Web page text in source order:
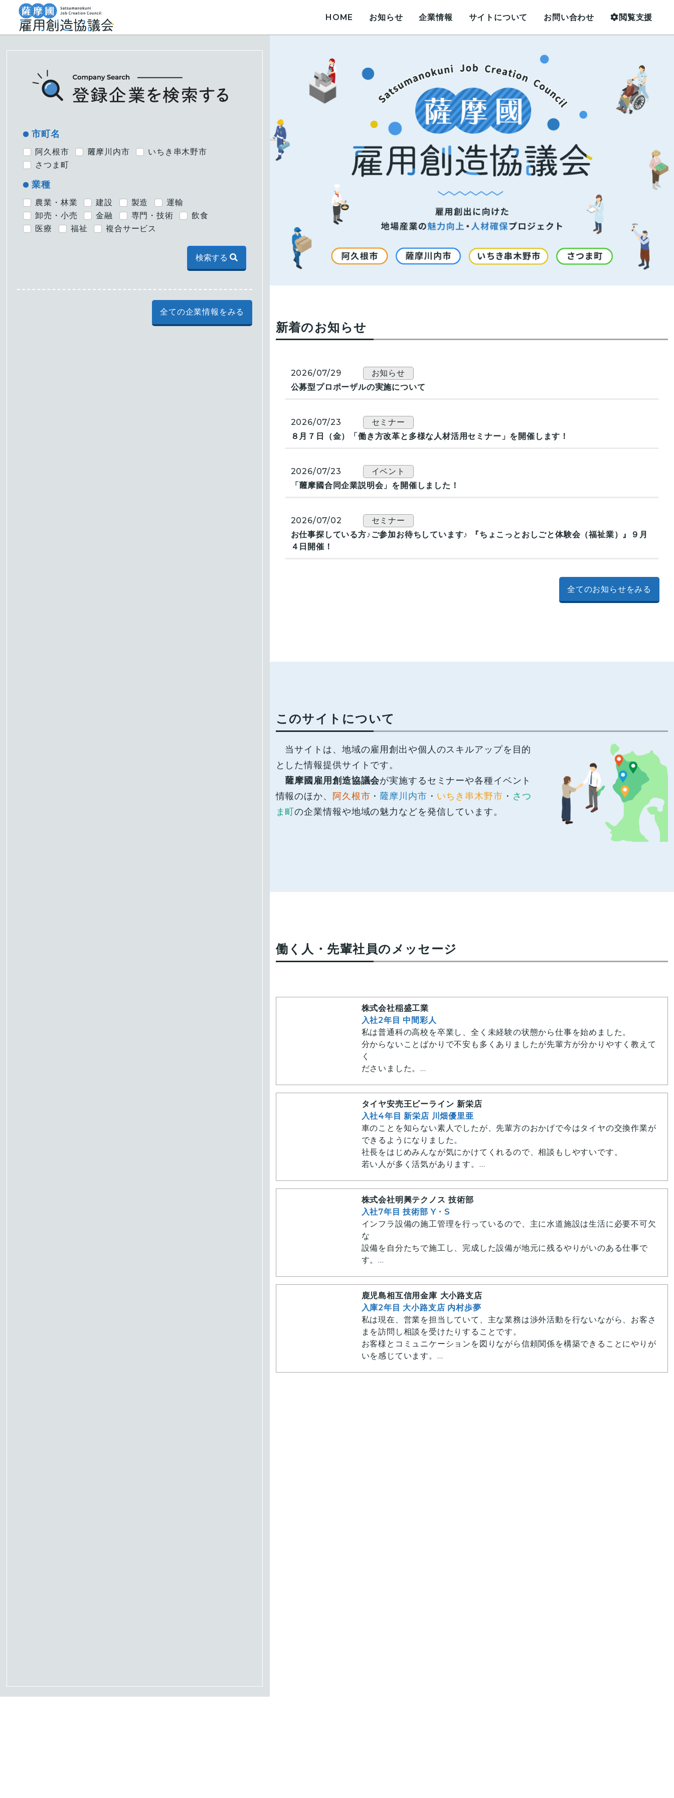
HOME お知らせ 企業情報 サイトについて お問い合わせ 閲覧支援
市町名
阿久根市 薩󠄀摩川内市
いちき串木野市
さつま町
業種
農業・林業 建設 製造
運輸
卸売・小売
金融 専門・技術
飲食
医療
福祉 複合サービス
検索する
全ての企業情報をみる
新着のお知らせ
2026/07/29
お知らせ
公募型プロポーザルの実施について
2026/07/23
セミナー
８月７日（金）「働き方改革と多様な人材活用セミナー」を開催します！
2026/07/23
イベント
「薩󠄀摩國合同企業説明会」を開催しました！
2026/07/02
セミナー
お仕事探している方♪ご参加お待ちしています♪ 『ちょこっとおしごと体験会（福祉業）』９月
４日開催！
全てのお知らせをみる
このサイトについて
当サイトは、地域の雇用創出や個人のスキルアップを目的
とした情報提供サイトです。
薩󠄀󠄀摩國雇用創造協議会が実施するセミナーや各種イベント
情報のほか、 阿久根市 ・ 薩󠄀摩川内市 ・ いちき串木野市 ・ さつ
ま町の企業情報や地域の魅力などを発信しています。
働く人・先輩社員のメッセージ
株式会社稲盛工業
入社2年目 中間彩人
私は普通科の高校を卒業し、全く未経験の状態から仕事を始めました。
分からないことばかりで不安も多くありましたが先輩方が分かりやすく教えて
く
ださいました。
技能講習や免許等も多く取得できるので、やりがいもあるし出来ることが増え
てきて毎日が充実しています。
先日、出張もありましたが、会社が生活環境を整えてくれたので全く苦になり
ませんでした。
この会社は「やりがい」と「楽しさ」の両方が見つかるいい会社だと感じてい
ます。
タイヤ安売王ビーライン 新栄店
入社4年目 新栄店 川畑優里亜
車のことを知らない素人でしたが、先輩方のおかげで今はタイヤの交換作業が
できるようになりました。
社長をはじめみんなが気にかけてくれるので、相談もしやすいです。
若い人が多く活気があります。
株式会社明興テクノス 技術部
入社7年目 技術部 Y・S
インフラ設備の施工管理を行っているので、主に水道施設は生活に必要不可欠
な
設備を自分たちで施工し、完成した設備が地元に残るやりがいのある仕事で
す。
作業中は集中してピリつく場面もあるけど、休憩時間や仕事が終われば仲良く
楽しく過ごせる仲間がいてくれる職場です。
分からないことは聞けば優しく教えてくれるので、安心して作業できる環境は
とてもありがたいところです。
地域の方々の役に立っているところに誇りを感じれるので、誰かの役に立ちた
いと思う方に向いている仕事だと思います。
いつでも会社見学等行っていますので、お気軽にご連絡ください。
鹿児島相互信用金庫 大小路支店
入庫2年目 大小路支店 内村歩夢
私は現在、営業を担当していて、主な業務は渉外活動を行ないながら、お客さ
まを訪問し相談を受けたりすることです。
お客様とコミュニケーションを図りながら信頼関係を構築できることにやりが
いを感じています。